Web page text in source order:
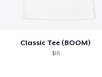
Classic Tee (BOOM)
$18